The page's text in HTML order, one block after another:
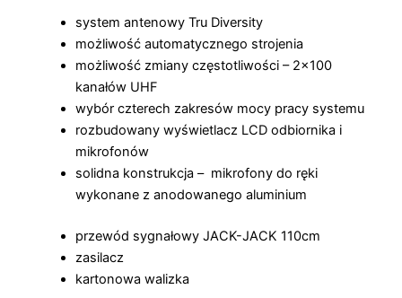
system antenowy Tru Diversity
możliwość automatycznego strojenia
możliwość zmiany częstotliwości – 2×100
kanałów UHF
wybór czterech zakresów mocy pracy systemu
rozbudowany wyświetlacz LCD odbiornika i
mikrofonów
solidna konstrukcja – mikrofony do ręki
wykonane z anodowanego aluminium
przewód sygnałowy JACK-JACK 110cm
zasilacz
kartonowa walizka